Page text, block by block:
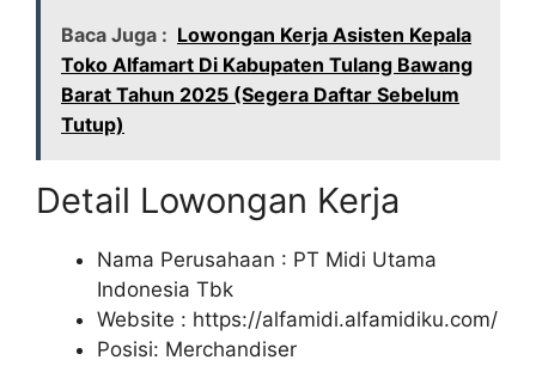
Baca Juga : Lowongan Kerja Asisten Kepala
Toko Alfamart Di Kabupaten Tulang Bawang
Barat Tahun 2025 (Segera Daftar Sebelum
Tutup)
Detail Lowongan Kerja
Nama Perusahaan : PT Midi Utama
Indonesia Tbk
Website : https://alfamidi.alfamidiku.com/
Posisi: Merchandiser